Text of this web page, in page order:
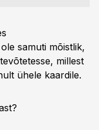
samuti mõistlik,
millest
ühele kaardile.